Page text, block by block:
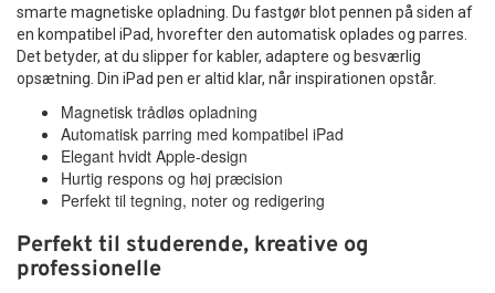
smarte magnetiske opladning. Du fastgør blot pennen på siden af
en kompatibel iPad, hvorefter den automatisk oplades og parres.
Det betyder, at du slipper for kabler, adaptere og besværlig
opsætning. Din iPad pen er altid klar, når inspirationen opstår.
Magnetisk trådløs opladning
Automatisk parring med kompatibel iPad
Elegant hvidt Apple-design
Hurtig respons og høj præcision
Perfekt til tegning, noter og redigering
Perfekt til studerende, kreative og
professionelle